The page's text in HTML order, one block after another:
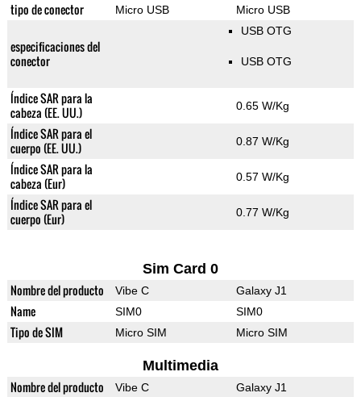
tipo de conector Micro USB Micro USB
especificaciones del
conector
USB OTG
USB OTG
Índice SAR para la
cabeza (EE. UU.)
0.65 W/Kg
Índice SAR para el
cuerpo (EE. UU.)
0.87 W/Kg
Índice SAR para la
cabeza (Eur)
0.57 W/Kg
Índice SAR para el
cuerpo (Eur)
0.77 W/Kg
Sim Card 0
Nombre del producto Vibe C Galaxy J1
Name SIM0 SIM0
Tipo de SIM Micro SIM Micro SIM
Multimedia
Nombre del producto Vibe C Galaxy J1